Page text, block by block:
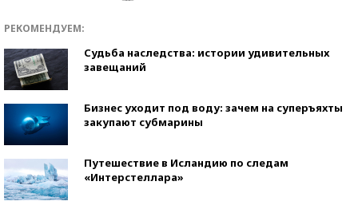
РЕКОМЕНДУЕМ:
Судьба наследства: истории удивительных
завещаний
Бизнес уходит под воду: зачем на суперъяхты
закупают субмарины
Путешествие в Исландию по следам
«Интерстеллара»